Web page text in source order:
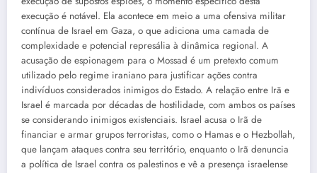
execução é notável. Ela acontece em meio a uma ofensiva militar
contínua de Israel em Gaza, o que adiciona uma camada de
complexidade e potencial represália à dinâmica regional. A
acusação de espionagem para o Mossad é um pretexto comum
utilizado pelo regime iraniano para justificar ações contra
indivíduos considerados inimigos do Estado. A relação entre Irã e
Israel é marcada por décadas de hostilidade, com ambos os países
se considerando inimigos existenciais. Israel acusa o Irã de
financiar e armar grupos terroristas, como o Hamas e o Hezbollah,
que lançam ataques contra seu território, enquanto o Irã denuncia
a política de Israel contra os palestinos e vê a presença israelense